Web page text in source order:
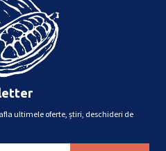
ultimele oferte, știri, deschideri de